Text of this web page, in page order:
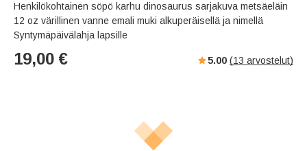
Henkilökohtainen söpö karhu dinosaurus sarjakuva metsäeläin
12 oz värillinen vanne emali muki alkuperäisellä ja nimellä
Syntymäpäivälahja lapsille
19,00 € 5.00 (13 arvostelut)